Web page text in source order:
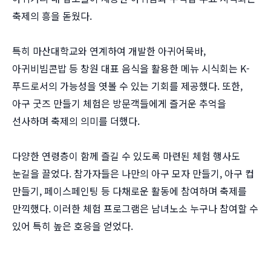
축제의 흥을 돋웠다.
특히 마산대학교와 연계하여 개발한 아귀어묵바,
아귀비빔콘밥 등 창원 대표 음식을 활용한 메뉴 시식회는 K-
푸드로서의 가능성을 엿볼 수 있는 기회를 제공했다. 또한,
아구 굿즈 만들기 체험은 방문객들에게 즐거운 추억을
선사하며 축제의 의미를 더했다.
다양한 연령층이 함께 즐길 수 있도록 마련된 체험 행사도
눈길을 끌었다. 참가자들은 나만의 아구 모자 만들기, 아구 컵
만들기, 페이스페인팅 등 다채로운 활동에 참여하며 축제를
만끽했다. 이러한 체험 프로그램은 남녀노소 누구나 참여할 수
있어 특히 높은 호응을 얻었다.